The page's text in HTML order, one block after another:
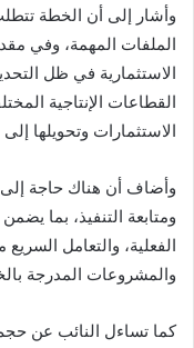
وأشار إلى أن الخطة
الملفات المهمة، وفي
الاستثمارية في ظل
القطاعات الإنتاجية
الاستثمارات وتحويلها
وأضاف أن هناك حاجة
ومتابعة التنفيذ، بما
الفعلية، والتعامل
والمشروعات المدرجة
كما تساءل النائب عن